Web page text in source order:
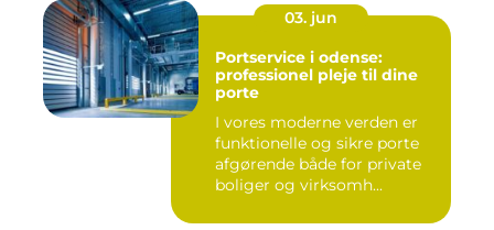
03. jun
Portservice i odense:
professionel pleje til dine
porte
I vores moderne verden er
funktionelle og sikre porte
afgørende både for private
boliger og virksomh...